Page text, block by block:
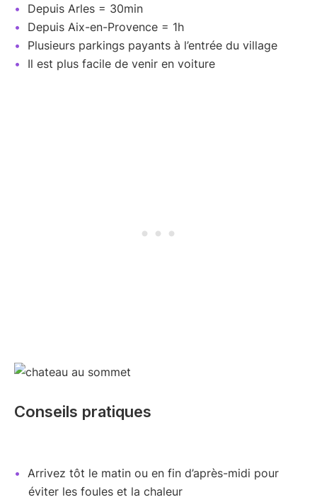
Depuis Arles = 30min
Depuis Aix-en-Provence = 1h
Plusieurs parkings payants à l’entrée du village
Il est plus facile de venir en voiture
Conseils pratiques
Arrivez tôt le matin ou en fin d’après-midi pour
éviter les foules et la chaleur